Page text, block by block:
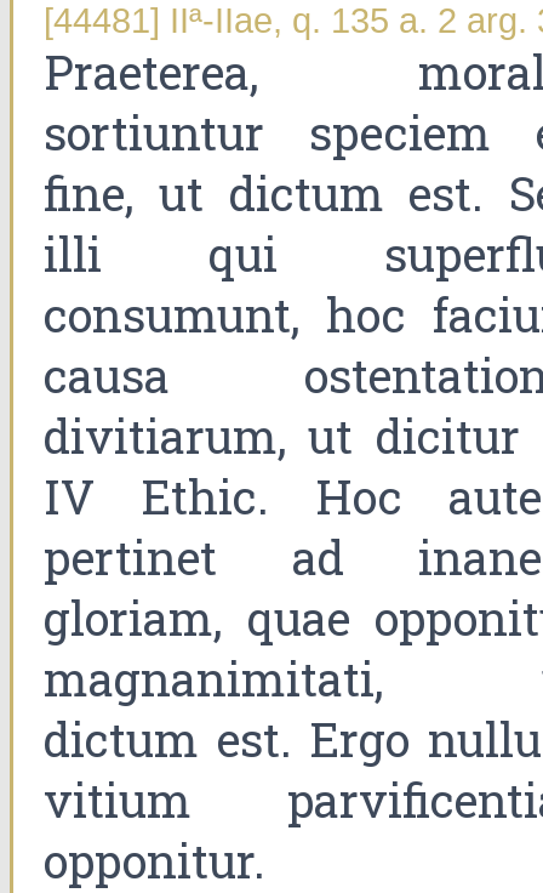
[44481] IIª-IIae, q. 135 a. 2 arg.
Praeterea,
sortiuntur speciem
fine, ut dictum est.
illi qui
consumunt, hoc
causa
divitiarum, ut dicitur
IV Ethic. Hoc
pertinet ad
gloriam, quae
magnanimitati,
dictum est. Ergo
vitium
opponitur.